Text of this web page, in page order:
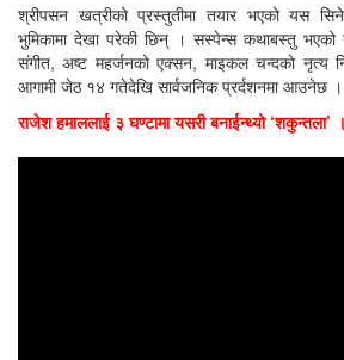
श्रीपसन खत्रीको प्रस्तुतीमा तयार भएको यस
भुमिकामा देखा परेकी छिन् । सस्पेन्स कथाबस्तु भएको
संगीत, अष्ट महर्जनको एक्सन, माइकल चन्दको नृत्य
आगामी जेठ १४ गतेदेखि सार्वजनिक प्रर्दशनमा आउनेछ ।
राजेश हमाललाई ३ घण्टामा यसरी बनाईन्थ्यो ‘शकुन्तला’